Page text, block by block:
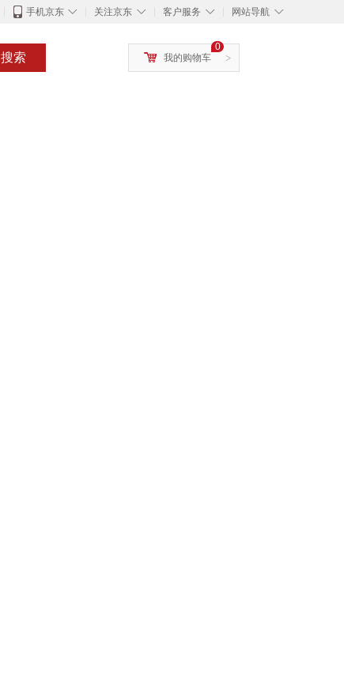
◇
手机京东 ◇
关注京东 ◇
客户服务 ◇
网站导航
搜索 >
0
我的购物车